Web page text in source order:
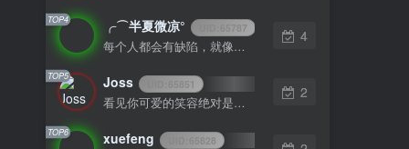
TOP4 ╭⌒半夏微凉° 65787
每个人都会有缺陷，就像被上帝咬过的苹果，有的人缺陷比较大，正是因为上帝特别喜欢他的芬芳
4
TOP5 Joss 65851
看见你可爱的笑容绝对是我一天中最美好的事
2
TOP6 xuefeng 65828